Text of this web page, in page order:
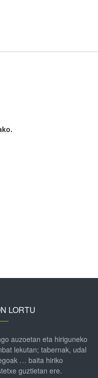
LORTU
auzoetan eta hiriguneko
lekutan; tabernak, udal
… baita hiriko
guztietan ere.